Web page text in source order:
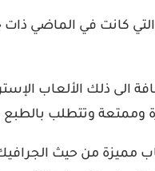
التي كانت في الماضي
الى ذلك الألعاب
وممتعة وتتطلب
مميزة من حيث